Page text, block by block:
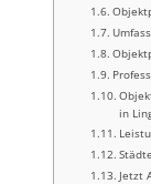
in
Jetzt